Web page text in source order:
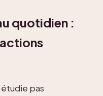
quotidien :
pas